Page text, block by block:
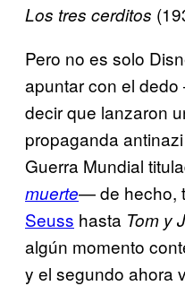
Los tres cerditos
Pero no es solo
apuntar con el
decir que lanzaron
propaganda
Guerra Mundial
muerte— de hecho,
Seuss hasta Tom y
algún momento
y el segundo ahora